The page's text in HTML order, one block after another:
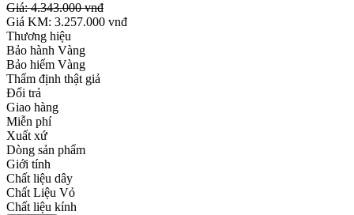
Giá:4.343.000 vnđ
Giá KM: 3.257.000 vnđ
Thương hiệu
Bảo hành Vàng
Bảo hiểm Vàng
Thẩm định thật giả
Đổi trả
Giao hàng
Miễn phí
Xuất xứ
Dòng sản phẩm
Giới tính
Chất liệu dây
Chất Liệu Vỏ
Chất liệu kính